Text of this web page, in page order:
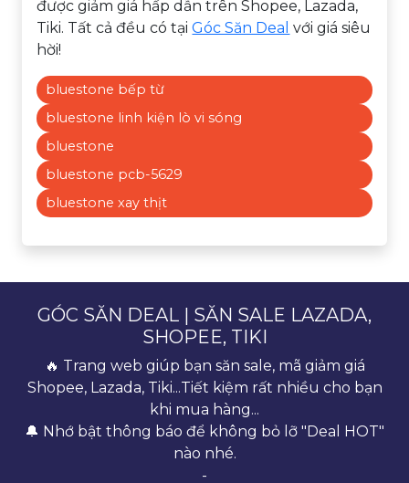
được giảm giá hấp dẫn trên Shopee, Lazada,
Tiki. Tất cả đều có tạiGóc Săn Deal với giá siêu
hời!
bluestone bếp từ
bluestone linh kiện lò vi sóng
bluestone
bluestone pcb-5629
bluestone xay thịt
GÓC SĂN DEAL | SĂN SALE LAZADA,
SHOPEE, TIKI
🔥 Trang web giúp bạn săn sale, mã giảm giá
Shopee, Lazada, Tiki...Tiết kiệm rất nhiều cho bạn
khi mua hàng...
🔔 Nhớ bật thông báo để không bỏ lỡ "Deal HOT"
nào nhé.
-